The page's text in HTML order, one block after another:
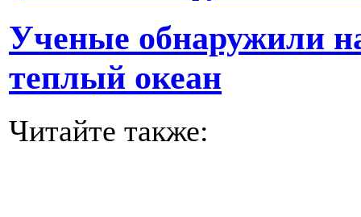
Ученые обнаружили
теплый океан
Читайте также: